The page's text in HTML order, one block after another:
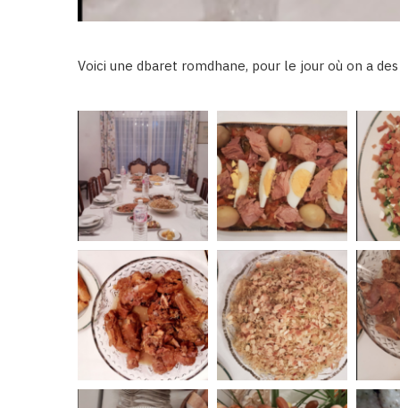
Voici une dbaret romdhane, pour le jour où on a